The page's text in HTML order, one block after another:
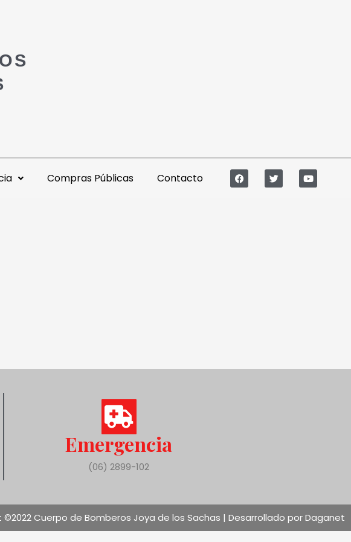
Compras Públicas Contacto
Emergencia
(06) 2899-102
©2022 Cuerpo de Bomberos Joya de los Sachas | Desarrollado por Daganet